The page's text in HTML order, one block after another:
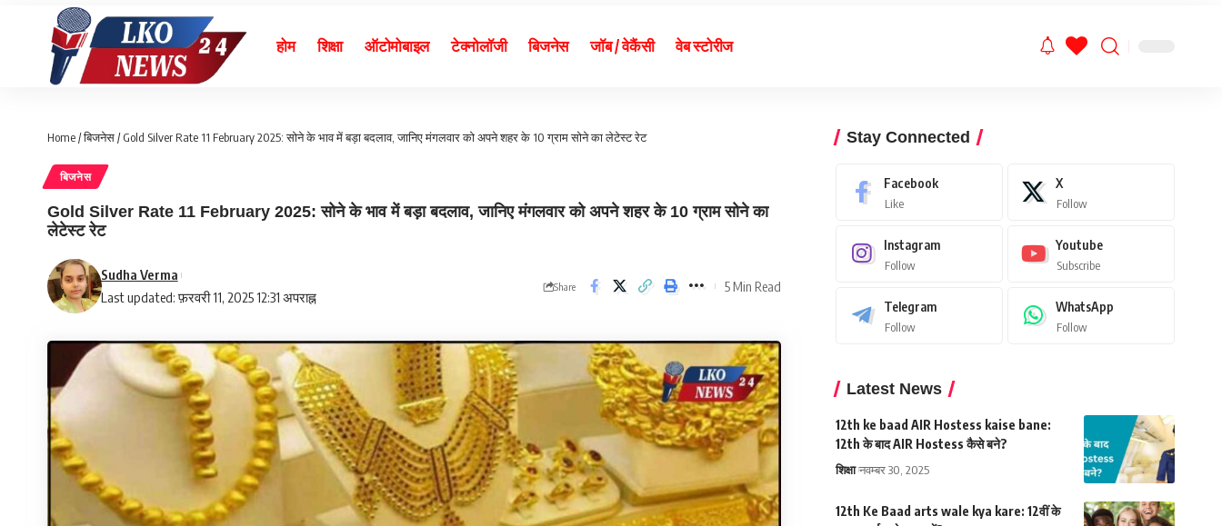
होम शिक्षा ऑटोमोबाइल टेक्नोलॉजी बिजनेस जॉब / वेकैंसी वेब स्टोरीज
Home/बिजनेस/Gold Silver Rate 11 February 2025: सोने के भाव में बड़ा बदलाव, जानिए मंगलवार को अपने शहर के 10 ग्राम सोने का लेटेस्ट रेट
बिजनेस
Gold Silver Rate 11 February 2025: सोने के भाव में बड़ा बदलाव, जानिए मंगलवार को अपने शहर के 10 ग्राम सोने का
लेटेस्ट रेट
Last updated: फ़रवरी 11, 2025 12:31 अपराह्न
Sudha Verma
Share 5 Min Read
Stay Connected
Facebook
Like
X
Follow
Instagram
Follow
Youtube
Subscribe
Telegram
Follow
WhatsApp
Follow
Latest News
12th ke baad AIR Hostess kaise bane:
12th के बाद AIR Hostess कैसे बने?
शिक्षा नवम्बर 30, 2025
12th Ke Baad arts wale kya kare: 12वीं के